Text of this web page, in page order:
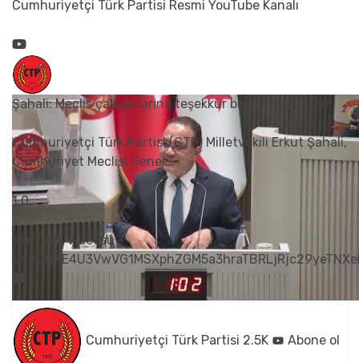
Cumhuriyetçi Türk Partisi Resmi YouTube Kanalı
Şahali: Meclis çalışanlarına teşekkür borcumuz vardır
Cumhuriyetçi Türk Partisi (CTP) Milletvekili Erkut Şahali,
Cumhuriyet Meclisi Genel...
1 0
YouTube Videosu
Cumhuriyetçi Türk Partisi 2.5K Abone ol